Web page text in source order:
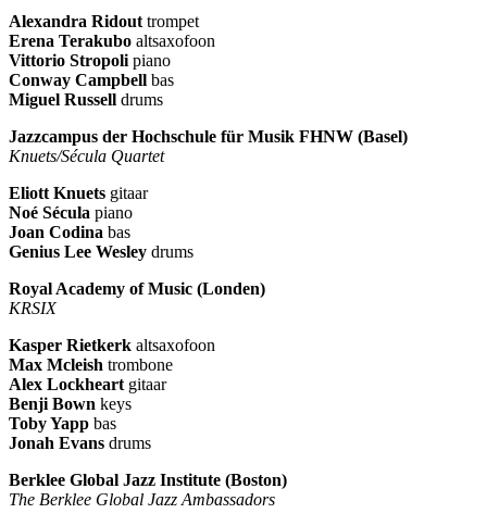
Alexandra Ridout trompet
Erena Terakubo altsaxofoon
Vittorio Stropoli piano
Conway Campbell bas
Miguel Russell drums
Jazzcampus der Hochschule für Musik FHNW (Basel)
Knuets/Sécula Quartet
Eliott Knuets gitaar
Noé Sécula piano
Joan Codina bas
Genius Lee Wesley drums
Royal Academy of Music (Londen)
KRSIX
Kasper Rietkerk altsaxofoon
Max Mcleish trombone
Alex Lockheart gitaar
Benji Bown keys
Toby Yapp bas
Jonah Evans drums
Berklee Global Jazz Institute (Boston)
The Berklee Global Jazz Ambassadors